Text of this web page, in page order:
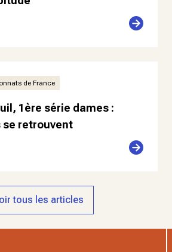
de France
1ère série dames :
retrouvent
tous les articles